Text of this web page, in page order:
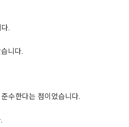
.
니다.
수한다는 점이었습니다.